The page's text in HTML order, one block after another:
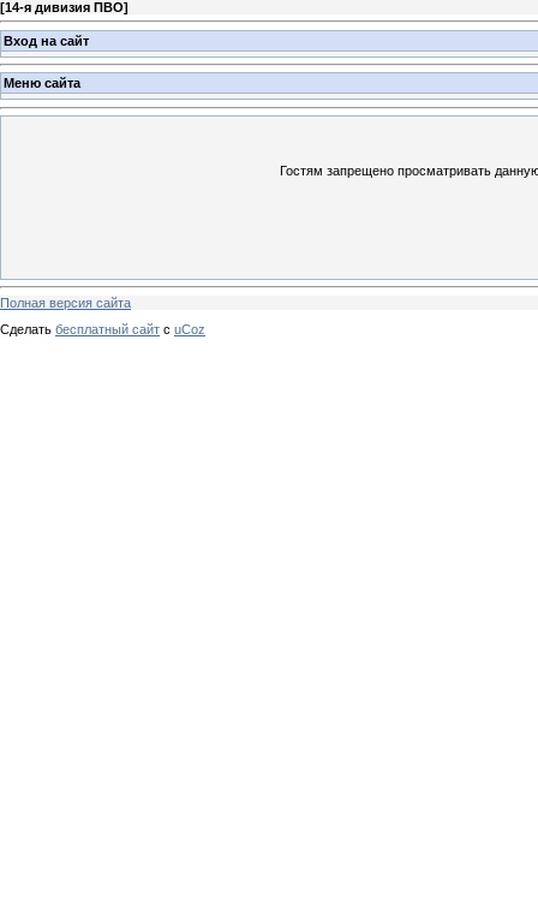
[14-я дивизия ПВО]
Вход на сайт
Меню сайта
Гостям запрещено просматривать
Полная версия сайта
Сделать бесплатный сайт с uCoz